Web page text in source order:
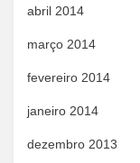
abril 2014
março 2014
fevereiro 2014
janeiro 2014
dezembro 2013